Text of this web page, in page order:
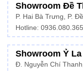
Showroom Đề
P. Hai Bà Trưng, P.
Hotline:
Showroom Ỷ
Đ. Nguyễn Chí